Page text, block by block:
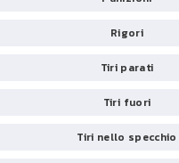
Rigori
Tiri parati
Tiri fuori
Tiri nello specchio